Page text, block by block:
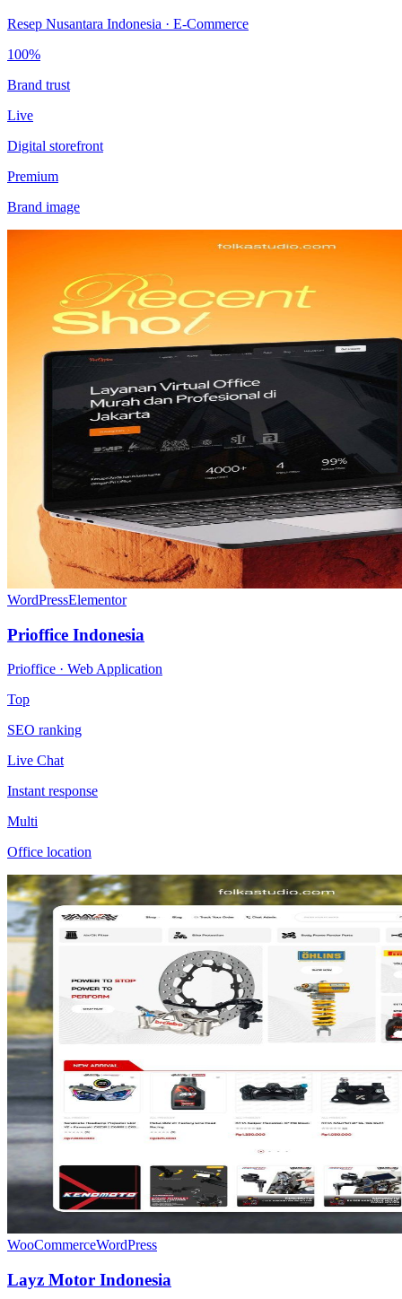
Resep Nusantara Indonesia · E-Commerce
100%
Brand trust
Live
Digital storefront
Premium
Brand image
WordPressElementor
Prioffice Indonesia
Prioffice · Web Application
Top
SEO ranking
Live Chat
Instant response
Multi
Office location
WooCommerceWordPress
Layz Motor Indonesia